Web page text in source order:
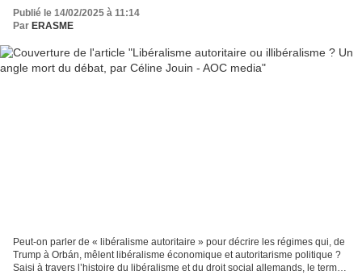
Publié le 14/02/2025 à 11:14
Par ERASME
Peut-on parler de « libéralisme autoritaire » pour décrire les régimes qui, de
Trump à Orbán, mêlent libéralisme économique et autoritarisme politique ?
Saisi à travers l’histoire du libéralisme et du droit social allemands, le terme